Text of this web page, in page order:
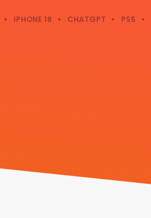
IPHONE 18 CHATGPT PS5